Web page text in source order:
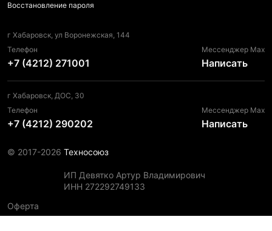
Восстановление пароля
г Хабаровск, ул Воронежская, 144
Телефон
+7 (4212) 271001
Мессенджер Max
Написать
г Хабаровск, ДОС, 30
Телефон
+7 (4212) 290202
Мессенджер Max
Написать
© 2017-2026 Техносоюз
ИП Девятко Артур Владимирович
ИНН 272292749133
Оферта